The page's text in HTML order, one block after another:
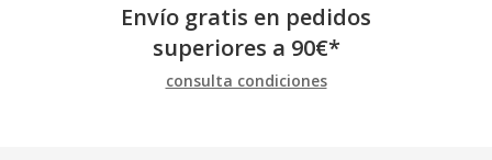
Envío gratis en pedidos
superiores a 90€*
consulta condiciones